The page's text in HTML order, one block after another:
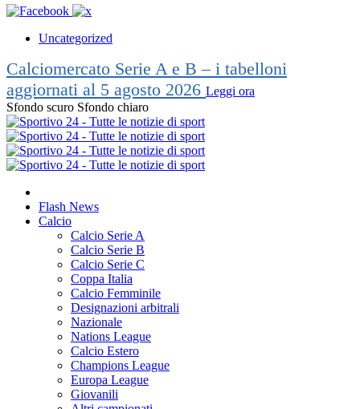
Uncategorized
Calciomercato Serie A e B – i tabelloni
aggiornati al 5 agosto 2026 Leggi ora
Sfondo scuro Sfondo chiaro
Flash News
Calcio
Calcio Serie A
Calcio Serie B
Calcio Serie C
Coppa Italia
Calcio Femminile
Designazioni arbitrali
Nazionale
Nations League
Calcio Estero
Champions League
Europa League
Giovanili